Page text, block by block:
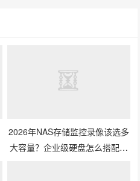
2026年NAS存储监控录像该选多
大容量？企业级硬盘怎么搭配才